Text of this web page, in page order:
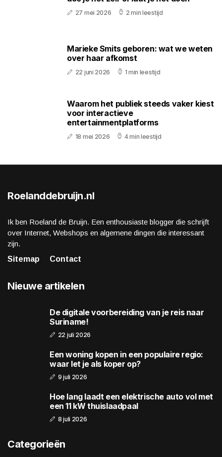
27 mei 2026 2 min leestijd
Marieke Smits geboren: wat we weten
over haar afkomst
22 juni 2026 1 min leestijd
Waarom het publiek steeds vaker kiest
voor interactieve
entertainmentplatforms
18 mei 2026 4 min leestijd
Roelanddebruijn.nl
Ik ben Roeland de Bruijn. Een enthousiaste blogger die schrijft
over Internet, Webshops en algemene dingen die interessant
zijn.
Sitemap
Contact
Nieuwe artikelen
De digitale voorbereiding van je reis naar
Suriname!
22 juli 2026
Een woning kopen in een populaire regio:
waar let je als koper op?
9 juli 2026
Hoe lang laadt een elektrische auto vol met
een 11 kW thuislaadpaal
8 juli 2026
Categorieën